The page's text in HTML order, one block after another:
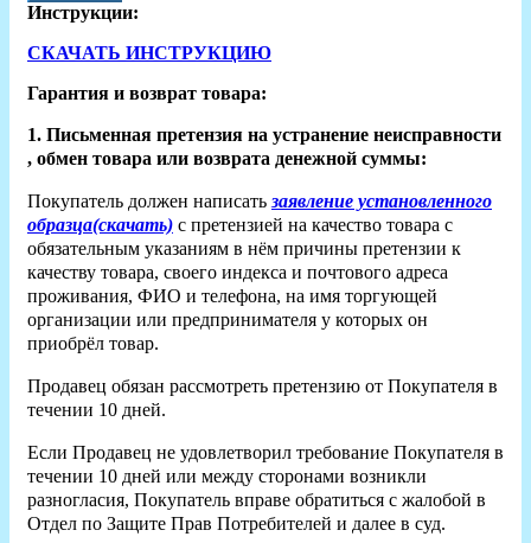
Инструкции:
СКАЧАТЬ ИНСТРУКЦИЮ
Гарантия и возврат товара:
1. Письменная претензия на устранение неисправности
, обмен товара или возврата денежной суммы:
Покупатель должен написать заявление установленного
образца(скачать) с претензией на качество товара с
обязательным указаниям в нём причины претензии к
качеству товара, своего индекса и почтового адреса
проживания, ФИО и телефона, на имя торгующей
организации или предпринимателя у которых он
приобрёл товар.
Продавец обязан рассмотреть претензию от Покупателя в
течении 10 дней.
Если Продавец не удовлетворил требование Покупателя в
течении 10 дней или между сторонами возникли
разногласия, Покупатель вправе обратиться с жалобой в
Отдел по Защите Прав Потребителей и далее в суд.